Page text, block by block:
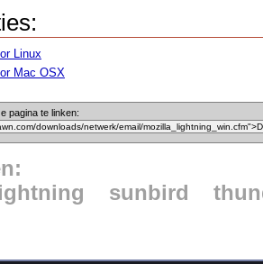
Linux
Mac OSX
pagina te linken:
sunbird